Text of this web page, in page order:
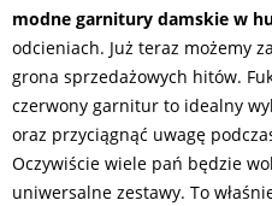
modne garnitury damskie w
odcieniach. Już teraz możemy
grona sprzedażowych hitów.
czerwony garnitur to idealny
oraz przyciągnąć uwagę
Oczywiście wiele pań będzie
uniwersalne zestawy. To